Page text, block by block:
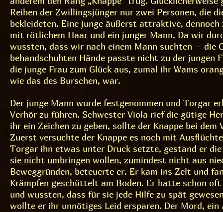
Reihen der Zwillingsjünger nur zwei Personen, die
bekleideten. Eine junge äußerst attraktive, dennoch
mit rötlichem Haar und ein junger Mann. Da wir
wussten, dass wir nach einem Mann suchten – die
behandschuhten Hände passte nicht zu der jungen
die junge Frau zum Glück aus, zumal ihr Wams
wie das des Burschen, war.
Der junge Mann wurde festgenommen und Torgar
Verhör zu führen. Schwester Viola rief die gütige
ihr ein Zeichen zu geben, sollte der Knappe bei dem
Zuerst versuchte der Knappe es noch mit
Torgar ihn etwas unter Druck setzte, gestand er
sie nicht umbringen wollen, zumindest nicht aus
Beweggründen, beteuerte er. Er kam ins Zelt und
Krämpfen geschüttelt am Boden. Er hatte schon oft
und wussten, dass für sie jede Hilfe zu spät
wollte er ihr unnötiges Leid ersparen. Der Mord, ein